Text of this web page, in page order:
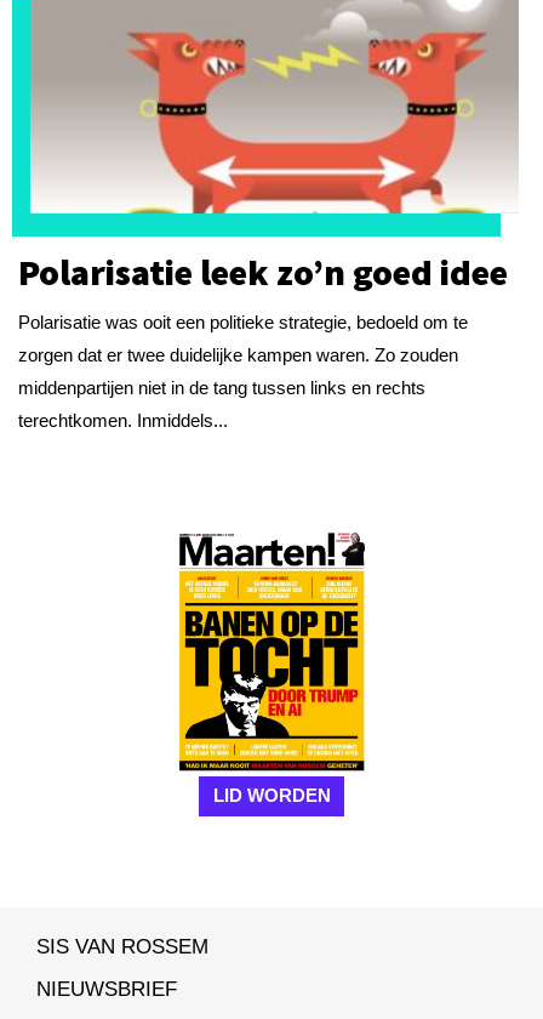
Polarisatie leek zo’n goed idee
Polarisatie was ooit een politieke strategie, bedoeld om te
zorgen dat er twee duidelijke kampen waren. Zo zouden
middenpartijen niet in de tang tussen links en rechts
terechtkomen. Inmiddels...
LID WORDEN
SIS VAN ROSSEM
NIEUWSBRIEF